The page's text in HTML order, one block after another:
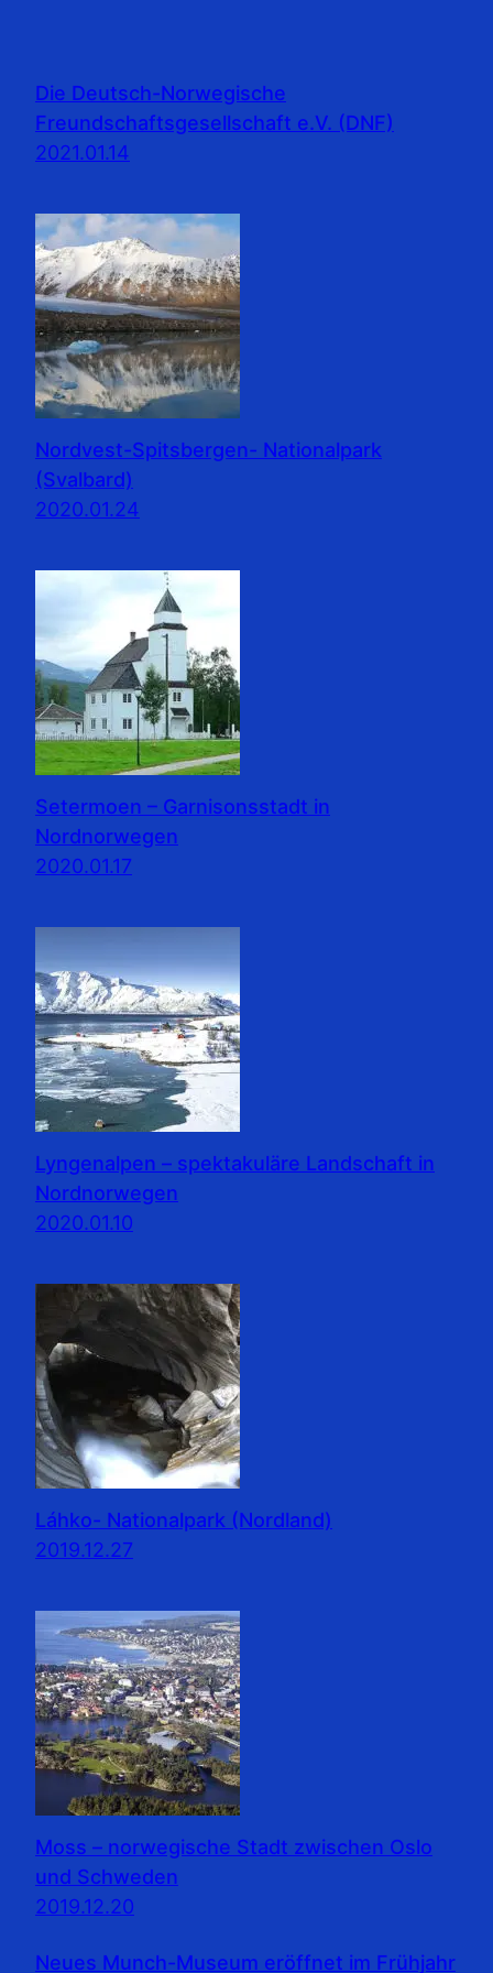
Die Deutsch-Norwegische
Freundschaftsgesellschaft e.V. (DNF)
2021.01.14
Nordvest-Spitsbergen- Nationalpark
(Svalbard)
2020.01.24
Setermoen – Garnisonsstadt in
Nordnorwegen
2020.01.17
Lyngenalpen – spektakuläre Landschaft in
Nordnorwegen
2020.01.10
Láhko- Nationalpark (Nordland)
2019.12.27
Moss – norwegische Stadt zwischen Oslo
und Schweden
2019.12.20
Neues Munch-Museum eröffnet im Frühjahr